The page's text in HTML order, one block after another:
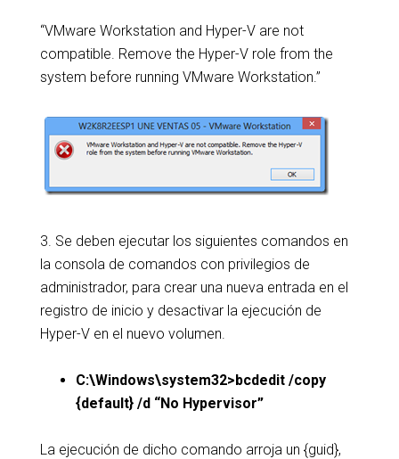
“VMware Workstation and Hyper-V are not
compatible. Remove the Hyper-V role from the
system before running VMware Workstation.”
3. Se deben ejecutar los siguientes comandos en
la consola de comandos con privilegios de
administrador, para crear una nueva entrada en el
registro de inicio y desactivar la ejecución de
Hyper-V en el nuevo volumen.
C:\Windows\system32>bcdedit /copy
{default} /d “No Hypervisor”
La ejecución de dicho comando arroja un {guid},